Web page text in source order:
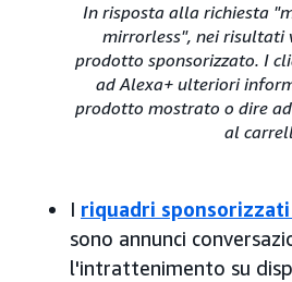
In risposta alla richiesta
mirrorless", nei risultati
prodotto sponsorizzato. I
ad Alexa+ ulteriori
prodotto mostrato o dire
al
I riquadri
sono annunci
l'intrattenimento su